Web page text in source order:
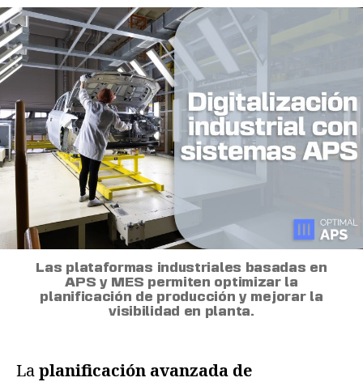
Las plataformas industriales basadas en
APS y MES permiten optimizar la
planificación de producción y mejorar la
visibilidad en planta.
La planificación avanzada de